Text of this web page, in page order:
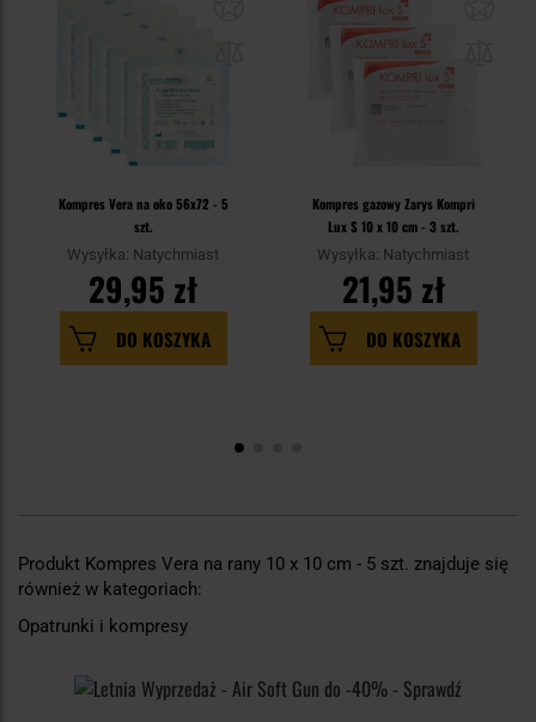
Kompres Vera na oko 56x72 - 5
szt.
Wysyłka: Natychmiast
29,95 zł
DO KOSZYKA
Kompres gazowy Zarys Kompri
Lux S 10 x 10 cm - 3 szt.
Wysyłka: Natychmiast
21,95 zł
DO KOSZYKA
Produkt Kompres Vera na rany 10 x 10 cm - 5 szt. znajduje się
również w kategoriach:
Opatrunki i kompresy